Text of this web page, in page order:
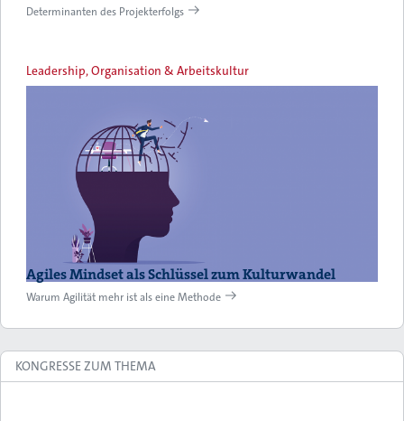
Determinanten des Projekterfolgs
Leadership, Organisation & Arbeitskultur
Agiles Mindset als Schlüssel zum Kulturwandel
Warum Agilität mehr ist als eine Methode
KONGRESSE ZUM THEMA